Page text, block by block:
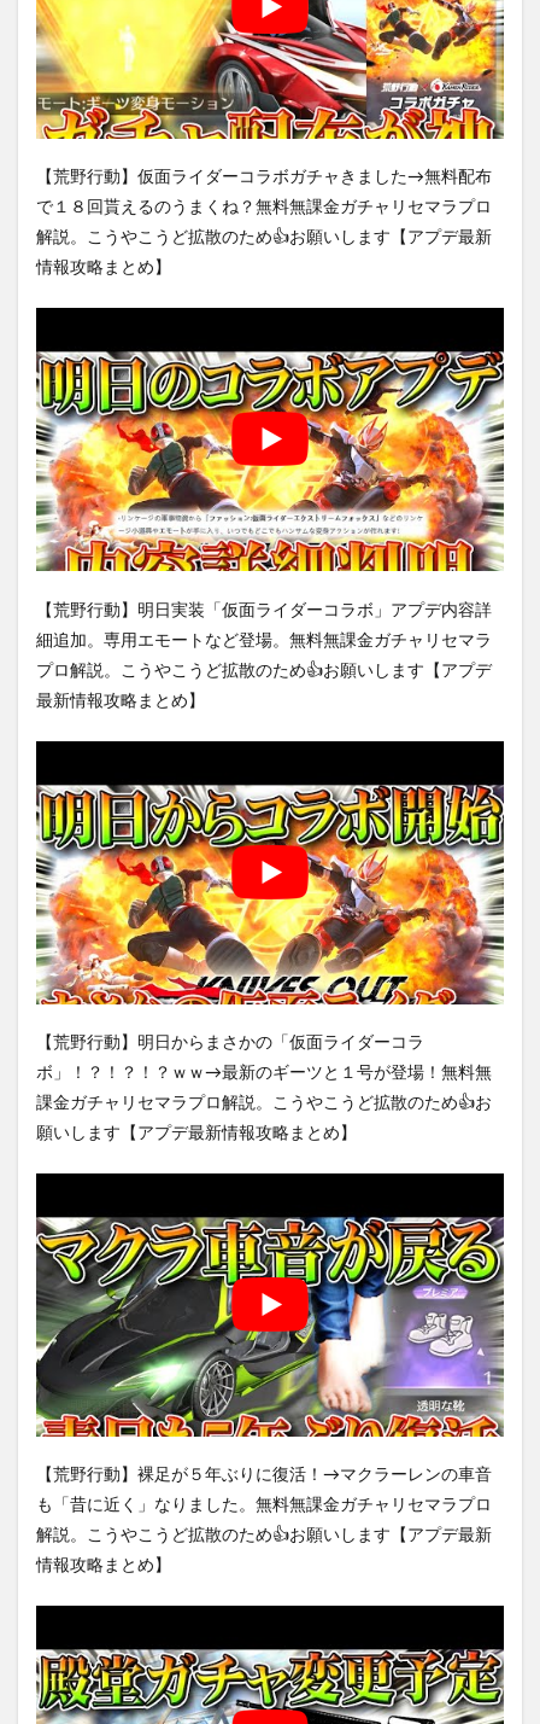
【荒野行動】仮面ライダーコラボガチャきました→無料配布
で１８回貰えるのうまくね？無料無課金ガチャリセマラプロ
解説。こうやこうど拡散のため👍お願いします【アプデ最新
情報攻略まとめ】
【荒野行動】明日実装「仮面ライダーコラボ」アプデ内容詳
細追加。専用エモートなど登場。無料無課金ガチャリセマラ
プロ解説。こうやこうど拡散のため👍お願いします【アプデ
最新情報攻略まとめ】
【荒野行動】明日からまさかの「仮面ライダーコラ
ボ」！？！？！？ｗｗ→最新のギーツと１号が登場！無料無
課金ガチャリセマラプロ解説。こうやこうど拡散のため👍お
願いします【アプデ最新情報攻略まとめ】
【荒野行動】裸足が５年ぶりに復活！→マクラーレンの車音
も「昔に近く」なりました。無料無課金ガチャリセマラプロ
解説。こうやこうど拡散のため👍お願いします【アプデ最新
情報攻略まとめ】